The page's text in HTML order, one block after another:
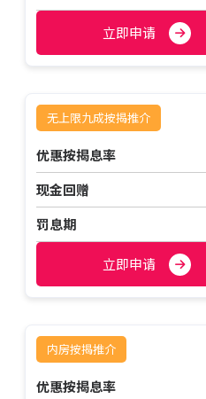
立即申请
无上限九成按揭推介
优惠按揭息率
现金回赠
罚息期
立即申请
内房按揭推介
优惠按揭息率